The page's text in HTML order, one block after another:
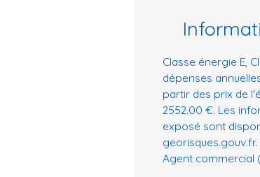
Classe énergie E,
dépenses
partir des prix de
2552.00 €. Les
exposé sont
georisques.gouv.fr.
Agent commercial